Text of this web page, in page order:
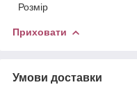
Розмір
Приховати
Умови доставки